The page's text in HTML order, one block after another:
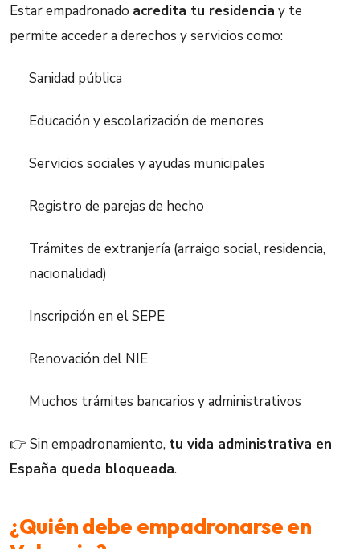
Estar empadronado acredita tu residencia y te
permite acceder a derechos y servicios como:
Sanidad pública
Educación y escolarización de menores
Servicios sociales y ayudas municipales
Registro de parejas de hecho
Trámites de extranjería (arraigo social, residencia,
nacionalidad)
Inscripción en el SEPE
Renovación del NIE
Muchos trámites bancarios y administrativos
👉 Sin empadronamiento, tu vida administrativa en
España queda bloqueada.
¿Quién debe empadronarse en